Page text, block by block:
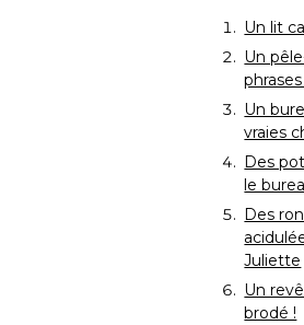
Un lit
Un
Un
vraies
Des
le
Des
Juliette
Un
brodé !